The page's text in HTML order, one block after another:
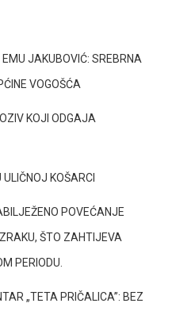
JAKUBOVIĆ: SREBRNA
VOGOŠĆA
KOJI ODGAJA
KOŠARCI
POVEĆANJE
ŠTO ZAHTIJEVA
PERIODU.
„TETA PRIČALICA”: BEZ